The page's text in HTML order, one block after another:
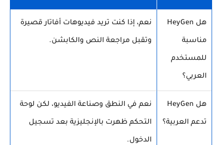
هل HeyGen
مناسبة
للمستخدم
العربي؟
نعم، إذا كنت تريد فيديوهات أفاتار قصيرة
وتقبل مراجعة النص والكابشن.
هل HeyGen
تدعم العربية؟
نعم في النطق وصناعة الفيديو، لكن لوحة
التحكم ظهرت بالإنجليزية بعد تسجيل
الدخول.